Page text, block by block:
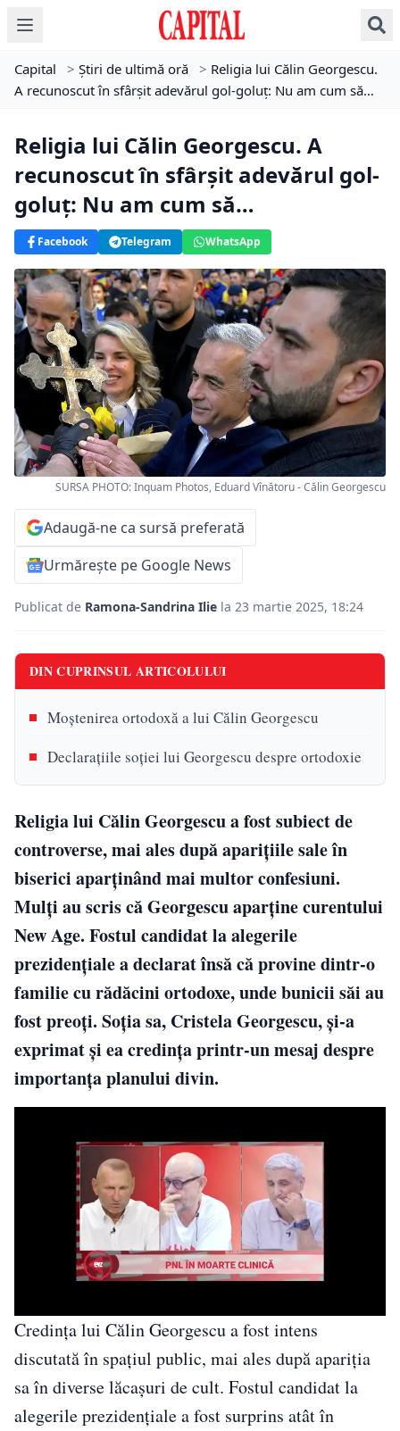
Capital > Știri de ultimă oră > Religia lui Călin Georgescu.
A recunoscut în sfârșit adevărul gol-goluț: Nu am cum să…
Religia lui Călin Georgescu. A
recunoscut în sfârșit adevărul gol-
goluț: Nu am cum să…
Facebook Telegram WhatsApp
SURSA PHOTO: Inquam Photos, Eduard Vînătoru - Călin Georgescu
Adaugă-ne ca sursă preferată
Urmărește pe Google News
Publicat de Ramona-Sandrina Ilie la 23 martie 2025, 18:24
DIN CUPRINSUL ARTICOLULUI
Moștenirea ortodoxă a lui Călin Georgescu
Declarațiile soției lui Georgescu despre ortodoxie
Religia lui Călin Georgescu a fost subiect de
controverse, mai ales după aparițiile sale în
biserici aparținând mai multor confesiuni.
Mulți au scris că Georgescu aparține curentului
New Age. Fostul candidat la alegerile
prezidențiale a declarat însă că provine dintr-o
familie cu rădăcini ortodoxe, unde bunicii săi au
fost preoți. Soția sa, Cristela Georgescu, și-a
exprimat și ea credința printr-un mesaj despre
importanța planului divin.
Credința lui Călin Georgescu a fost intens
discutată în spațiul public, mai ales după apariția
sa în diverse lăcașuri de cult. Fostul candidat la
alegerile prezidențiale a fost surprins atât în